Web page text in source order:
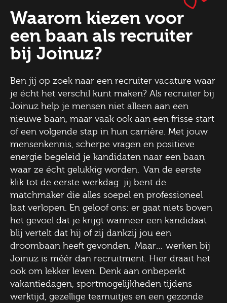
Waarom kiezen voor
een baan als recruiter
bij Joinuz?
Ben jij op zoek naar een recruiter vacature waar
je écht het verschil kunt maken? Als recruiter bij
Joinuz help je mensen niet alleen aan een
nieuwe baan, maar vaak ook aan een frisse start
of een volgende stap in hun carrière. Met jouw
mensenkennis, scherpe vragen en positieve
energie begeleid je kandidaten naar een baan
waar ze écht gelukkig worden. Van de eerste
klik tot de eerste werkdag: jij bent de
matchmaker die alles soepel en professioneel
laat verlopen. En geloof ons: er gaat niets boven
het gevoel dat je krijgt wanneer een kandidaat
blij vertelt dat hij of zij dankzij jou een
droombaan heeft gevonden. Maar… werken bij
Joinuz is méér dan recruitment. Hier draait het
ook om lekker leven. Denk aan onbeperkt
vakantiedagen, sportmogelijkheden tijdens
werktijd, gezellige teamuitjes en een gezonde